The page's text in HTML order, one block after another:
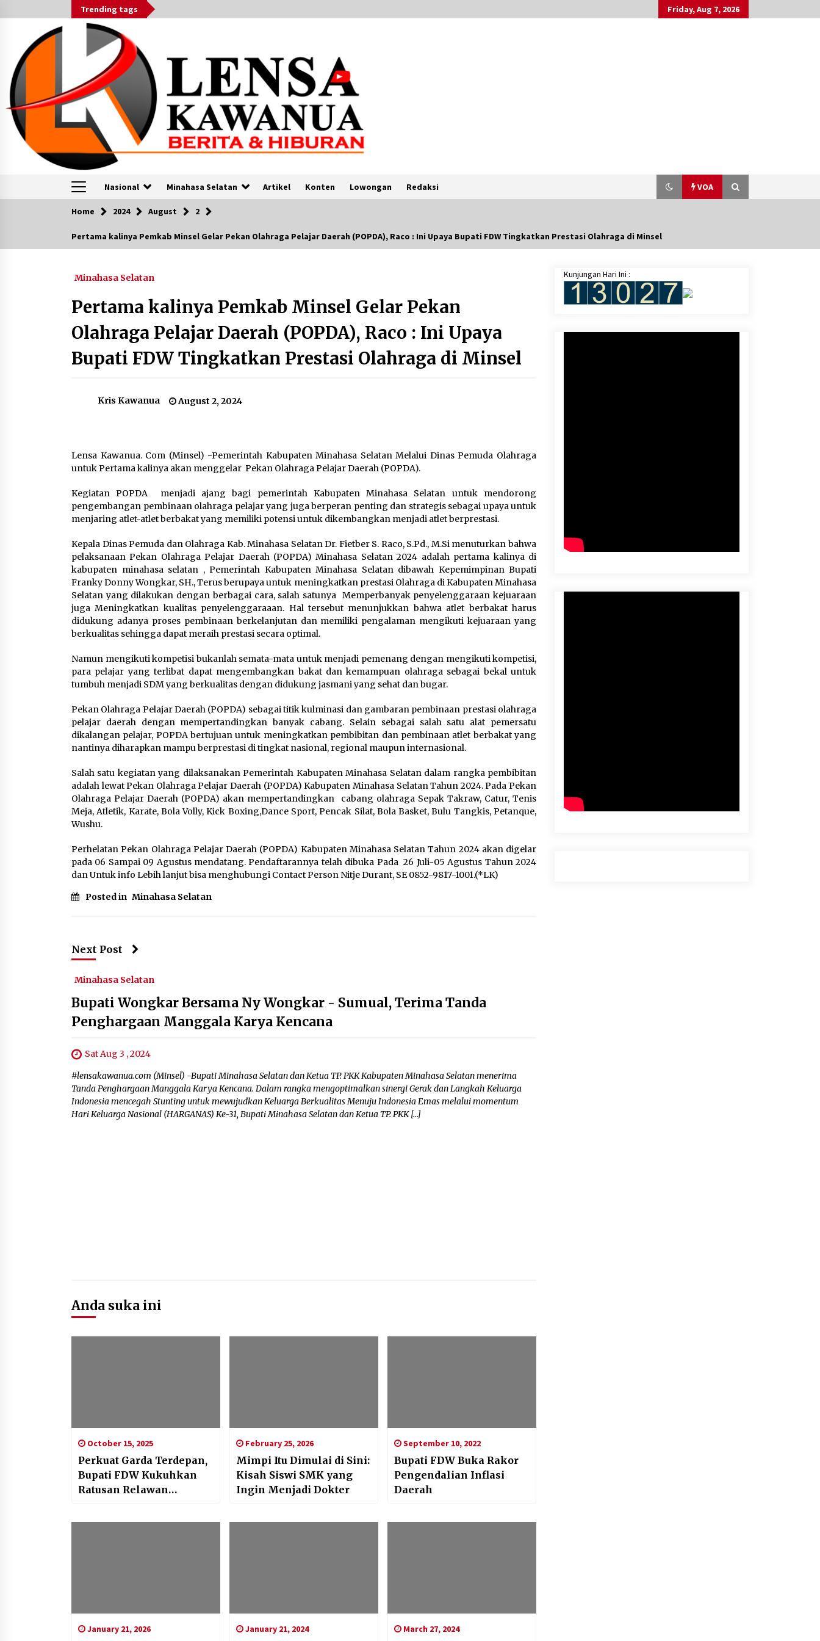
to
Trending tags Friday, Aug 7, 2026
Nasional Minahasa Selatan Artikel Konten Lowongan Redaksi VOA
VOA
November 28, 2023
Singapura
October 7, 2023
KPK Harus Beri Sanksi Tegas
terhadap Firli
November 26, 2023
Kementerian Pertanian AS: Produksi
Kopi Indonesia akan Pulih pada
2024-2025
Pemerintah Luncurkan Simbara
July 24, 2024
12 Tewas Akibat Hujan Deras dan
June 2, 2024 July 24, 2023
Home 2024 August 2
Pertama kalinya Pemkab Minsel Gelar Pekan Olahraga Pelajar Daerah (POPDA), Raco : Ini Upaya Bupati FDW Tingkatkan Prestasi Olahraga di Minsel
Minahasa Selatan
Pertama kalinya Pemkab Minsel Gelar Pekan
Olahraga Pelajar Daerah (POPDA), Raco : Ini Upaya
Bupati FDW Tingkatkan Prestasi Olahraga di Minsel
Kris Kawanua August 2, 2024
Lensa Kawanua. Com (Minsel) -Pemerintah Kabupaten Minahasa Selatan Melalui Dinas Pemuda Olahraga
untuk Pertama kalinya akan menggelar Pekan Olahraga Pelajar Daerah (POPDA).
Kegiatan POPDA menjadi ajang bagi pemerintah Kabupaten Minahasa Selatan untuk mendorong
pengembangan pembinaan olahraga pelajar yang juga berperan penting dan strategis sebagai upaya untuk
menjaring atlet-atlet berbakat yang memiliki potensi untuk dikembangkan menjadi atlet berprestasi.
Kepala Dinas Pemuda dan Olahraga Kab. Minahasa Selatan Dr. Fietber S. Raco, S.Pd., M.Si menuturkan bahwa
pelaksanaan Pekan Olahraga Pelajar Daerah (POPDA) Minahasa Selatan 2024 adalah pertama kalinya di
kabupaten minahasa selatan , Pemerintah Kabupaten Minahasa Selatan dibawah Kepemimpinan Bupati
Franky Donny Wongkar, SH., Terus berupaya untuk meningkatkan prestasi Olahraga di Kabupaten Minahasa
Selatan yang dilakukan dengan berbagai cara, salah satunya Memperbanyak penyelenggaraan kejuaraan
juga Meningkatkan kualitas penyelenggaraaan. Hal tersebut menunjukkan bahwa atlet berbakat harus
didukung adanya proses pembinaan berkelanjutan dan memiliki pengalaman mengikuti kejuaraan yang
berkualitas sehingga dapat meraih prestasi secara optimal.
Namun mengikuti kompetisi bukanlah semata-mata untuk menjadi pemenang dengan mengikuti kompetisi,
para pelajar yang terlibat dapat mengembangkan bakat dan kemampuan olahraga sebagai bekal untuk
tumbuh menjadi SDM yang berkualitas dengan didukung jasmani yang sehat dan bugar.
Pekan Olahraga Pelajar Daerah (POPDA) sebagai titik kulminasi dan gambaran pembinaan prestasi olahraga
pelajar daerah dengan mempertandingkan banyak cabang. Selain sebagai salah satu alat pemersatu
dikalangan pelajar, POPDA bertujuan untuk meningkatkan pembibitan dan pembinaan atlet berbakat yang
nantinya diharapkan mampu berprestasi di tingkat nasional, regional maupun internasional.
Salah satu kegiatan yang dilaksanakan Pemerintah Kabupaten Minahasa Selatan dalam rangka pembibitan
adalah lewat Pekan Olahraga Pelajar Daerah (POPDA) Kabupaten Minahasa Selatan Tahun 2024. Pada Pekan
Olahraga Pelajar Daerah (POPDA) akan mempertandingkan cabang olahraga Sepak Takraw, Catur, Tenis
Meja, Atletik, Karate, Bola Volly, Kick Boxing,Dance Sport, Pencak Silat, Bola Basket, Bulu Tangkis, Petanque,
Wushu.
Perhelatan Pekan Olahraga Pelajar Daerah (POPDA) Kabupaten Minahasa Selatan Tahun 2024 akan digelar
pada 06 Sampai 09 Agustus mendatang. Pendaftarannya telah dibuka Pada 26 Juli-05 Agustus Tahun 2024
dan Untuk info Lebih lanjut bisa menghubungi Contact Person Nitje Durant, SE 0852-9817-1001.(*LK)
Posted in Minahasa Selatan
Next Post
Minahasa Selatan
Bupati Wongkar Bersama Ny Wongkar - Sumual, Terima Tanda
Penghargaan Manggala Karya Kencana
Sat Aug 3 , 2024
#lensakawanua.com (Minsel) -Bupati Minahasa Selatan dan Ketua TP. PKK Kabupaten Minahasa Selatan menerima
Tanda Penghargaan Manggala Karya Kencana. Dalam rangka mengoptimalkan sinergi Gerak dan Langkah Keluarga
Indonesia mencegah Stunting untuk mewujudkan Keluarga Berkualitas Menuju Indonesia Emas melalui momentum
Hari Keluarga Nasional (HARGANAS) Ke-31, Bupati Minahasa Selatan dan Ketua TP. PKK […]
Anda suka ini
October 15, 2025
Perkuat Garda Terdepan,
Bupati FDW Kukuhkan
Ratusan Relawan
Peduli Api
February 25, 2026
Mimpi Itu Dimulai di Sini:
Kisah Siswi SMK yang
Ingin Menjadi Dokter
September 10, 2022
Bupati FDW Buka Rakor
Pengendalian Inflasi
Daerah
January 21, 2026 January 21, 2024 March 27, 2024
Kunjungan Hari Ini :